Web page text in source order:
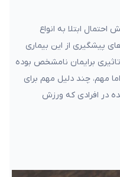
ابتلا به انواع
پیشگیری از این بیماری
برایمان نامشخص بوده
مهم، چند دلیل مهم برای
در افرادی که ورزش